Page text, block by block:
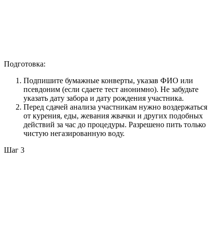
Подготовка:
Подпишите бумажные конверты, указав ФИО или
псевдоним (если сдаете тест анонимно). Не забудьте
указать дату забора и дату рождения участника.
Перед сдачей анализа участникам нужно воздержаться
от курения, еды, жевания жвачки и других подобных
действий за час до процедуры. Разрешено пить только
чистую негазированную воду.
Шаг 3